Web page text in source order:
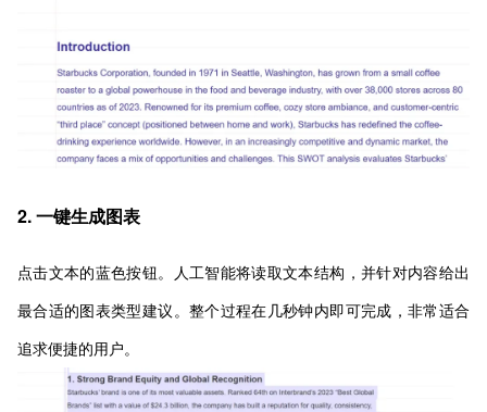
2. 一键生成图表
点击文本的蓝色按钮。人工智能将读取文本结构，并针对内容给出
最合适的图表类型建议。整个过程在几秒钟内即可完成，非常适合
追求便捷的用户。